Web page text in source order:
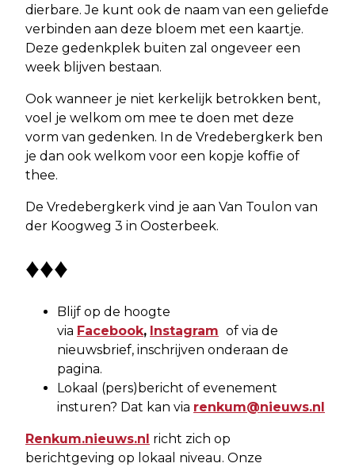
dierbare. Je kunt ook de naam van een geliefde
verbinden aan deze bloem met een kaartje.
Deze gedenkplek buiten zal ongeveer een
week blijven bestaan.
Ook wanneer je niet kerkelijk betrokken bent,
voel je welkom om mee te doen met deze
vorm van gedenken. In de Vredebergkerk ben
je dan ook welkom voor een kopje koffie of
thee.
De Vredebergkerk vind je aan Van Toulon van
der Koogweg 3 in Oosterbeek.
♦♦♦
Blijf op de hoogte
via Facebook, Instagram of via de
nieuwsbrief, inschrijven onderaan de
pagina.
Lokaal (pers)bericht of evenement
insturen? Dat kan via renkum@nieuws.nl
Renkum.nieuws.nl richt zich op
berichtgeving op lokaal niveau. Onze